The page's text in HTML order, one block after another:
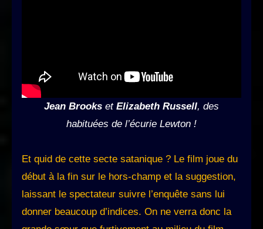
Jean Brooks et Elizabeth Russell, des
habituées de l’écurie Lewton !
Et quid de cette secte satanique ? Le film joue du
début à la fin sur le hors-champ et la suggestion,
laissant le spectateur suivre l’enquête sans lui
donner beaucoup d’indices. On ne verra donc la